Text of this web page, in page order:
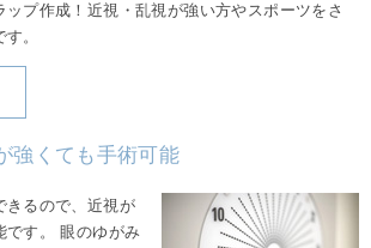
ップ作成！近視・乱視が強い方やスポーツをさ
。
強くても手術可能
きるので、近視が
です。 眼のゆがみ